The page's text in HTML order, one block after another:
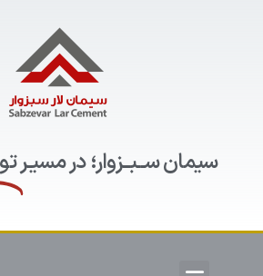
سیمان ســبــزوار؛ در مسیـر